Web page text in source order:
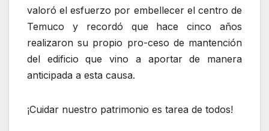
valoró el esfuerzo por embellecer el centro de
Temuco y recordó que hace cinco años
realizaron su propio pro-ceso de mantención
del edificio que vino a aportar de manera
anticipada a esta causa.
¡Cuidar nuestro patrimonio es tarea de todos!